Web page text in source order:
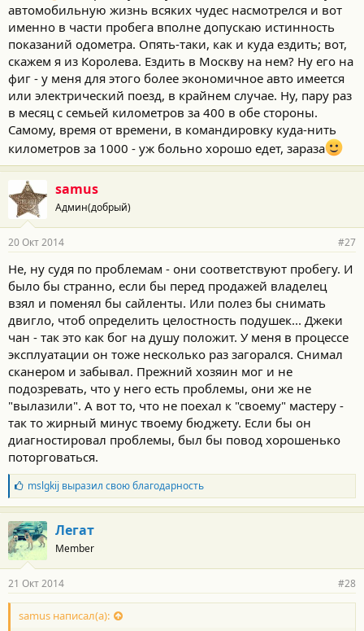
автомобильную жизнь всяких чудес насмотрелся и вот
именно в части пробега вполне допускаю истинность
показаний одометра. Опять-таки, как и куда ездить; вот,
скажем я из Королева. Ездить в Москву на нем? Ну его на
фиг - у меня для этого более экономичное авто имеется
или электрический поезд, в крайнем случае. Ну, пару раз
в месяц с семьей километров за 400 в обе стороны.
Самому, время от времени, в командировку куда-нить
километров за 1000 - уж больно хорошо едет, зараза
samus
Админ(добрый)
20 Окт 2014 #27
Не, ну судя по проблемам - они соответствуют пробегу. И
было бы странно, если бы перед продажей владелец
взял и поменял бы сайленты. Или полез бы снимать
двигло, чтоб определить целостность подушек... Джеки
чан - так это как бог на душу положит. У меня в процессе
эксплуатации он тоже несколько раз загорался. Снимал
сканером и забывал. Прежний хозяин мог и не
подозревать, что у него есть проблемы, они же не
"вылазили". А вот то, что не поехал к "своему" мастеру -
так то жирный минус твоему бюджету. Если бы он
диагностировал проблемы, был бы повод хорошенько
поторговаться.
Б
л
а
г
о
д
а
н
о
с
mslgkij выразил свою благодарность
Легат
Member
21 Окт 2014 #28
samus написал(а):